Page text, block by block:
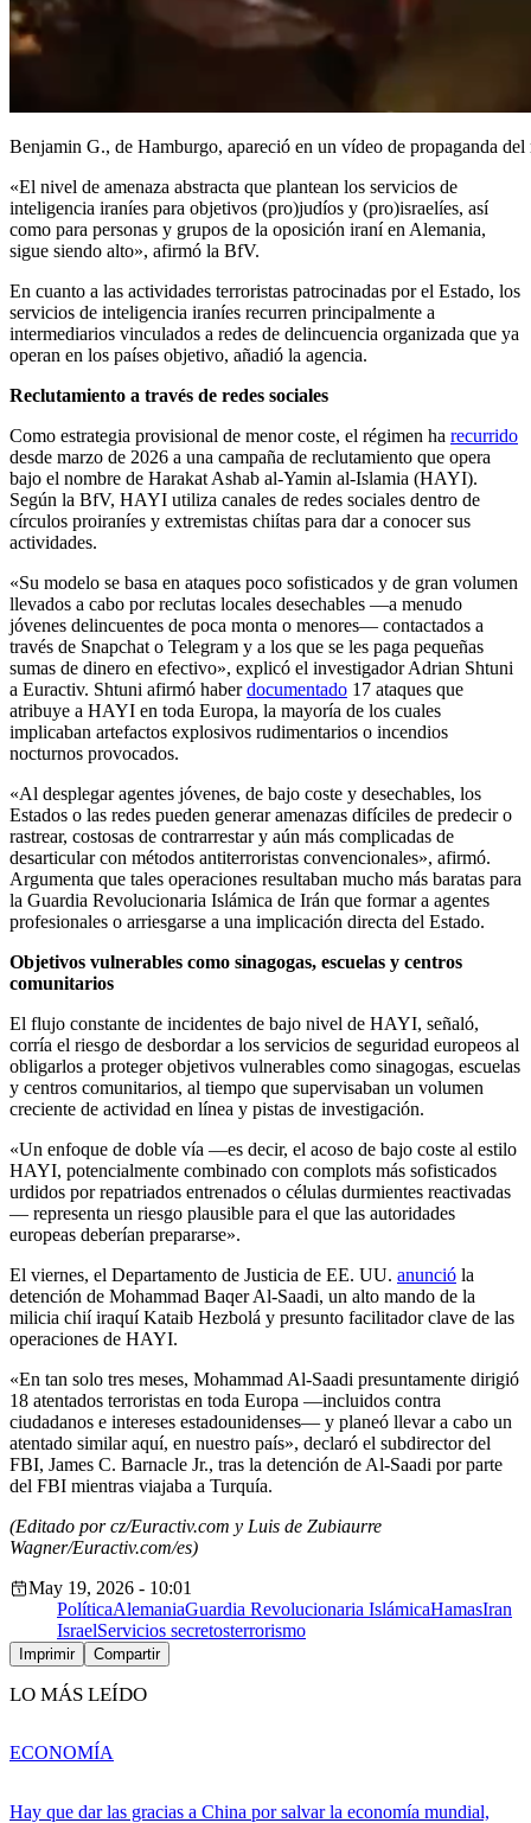
Benjamin G., de Hamburgo, apareció en un vídeo de propaganda
«El nivel de amenaza abstracta que plantean los servicios de
inteligencia iraníes para objetivos (pro)judíos y (pro)israelíes, así
como para personas y grupos de la oposición iraní en Alemania,
sigue siendo alto», afirmó la BfV.
En cuanto a las actividades terroristas patrocinadas por el Estado, los
servicios de inteligencia iraníes recurren principalmente a
intermediarios vinculados a redes de delincuencia organizada que ya
operan en los países objetivo, añadió la agencia.
Reclutamiento a través de redes sociales
Como estrategia provisional de menor coste, el régimen ha recurrido
desde marzo de 2026 a una campaña de reclutamiento que opera
bajo el nombre de Harakat Ashab al-Yamin al-Islamia (HAYI).
Según la BfV, HAYI utiliza canales de redes sociales dentro de
círculos proiraníes y extremistas chiítas para dar a conocer sus
actividades.
«Su modelo se basa en ataques poco sofisticados y de gran volumen
llevados a cabo por reclutas locales desechables —a menudo
jóvenes delincuentes de poca monta o menores— contactados a
través de Snapchat o Telegram y a los que se les paga pequeñas
sumas de dinero en efectivo», explicó el investigador Adrian Shtuni
a Euractiv. Shtuni afirmó haberdocumentado 17 ataques que
atribuye a HAYI en toda Europa, la mayoría de los cuales
implicaban artefactos explosivos rudimentarios o incendios
nocturnos provocados.
«Al desplegar agentes jóvenes, de bajo coste y desechables, los
Estados o las redes pueden generar amenazas difíciles de predecir o
rastrear, costosas de contrarrestar y aún más complicadas de
desarticular con métodos antiterroristas convencionales», afirmó.
Argumenta que tales operaciones resultaban mucho más baratas para
la Guardia Revolucionaria Islámica de Irán que formar a agentes
profesionales o arriesgarse a una implicación directa del Estado.
Objetivos vulnerables como sinagogas, escuelas y centros
comunitarios
El flujo constante de incidentes de bajo nivel de HAYI, señaló,
corría el riesgo de desbordar a los servicios de seguridad europeos al
obligarlos a proteger objetivos vulnerables como sinagogas, escuelas
y centros comunitarios, al tiempo que supervisaban un volumen
creciente de actividad en línea y pistas de investigación.
«Un enfoque de doble vía —es decir, el acoso de bajo coste al estilo
HAYI, potencialmente combinado con complots más sofisticados
urdidos por repatriados entrenados o células durmientes reactivadas
— representa un riesgo plausible para el que las autoridades
europeas deberían prepararse».
El viernes, el Departamento de Justicia de EE. UU. anunció la
detención de Mohammad Baqer Al-Saadi, un alto mando de la
milicia chií iraquí Kataib Hezbolá y presunto facilitador clave de las
operaciones de HAYI.
«En tan solo tres meses, Mohammad Al-Saadi presuntamente dirigió
18 atentados terroristas en toda Europa —incluidos contra
ciudadanos e intereses estadounidenses— y planeó llevar a cabo un
atentado similar aquí, en nuestro país», declaró el subdirector del
FBI, James C. Barnacle Jr., tras la detención de Al-Saadi por parte
del FBI mientras viajaba a Turquía.
(Editado por cz/Euractiv.com y Luis de Zubiaurre
Wagner/Euractiv.com/es)
May 19, 2026 - 10:01
PolíticaAlemaniaGuardia Revolucionaria IslámicaHamasIran
IsraelServicios secretosterrorismo
Imprimir Compartir
LO MÁS LEÍDO
Hay que dar las gracias a China por salvar la economía mundial,
ECONOMÍA